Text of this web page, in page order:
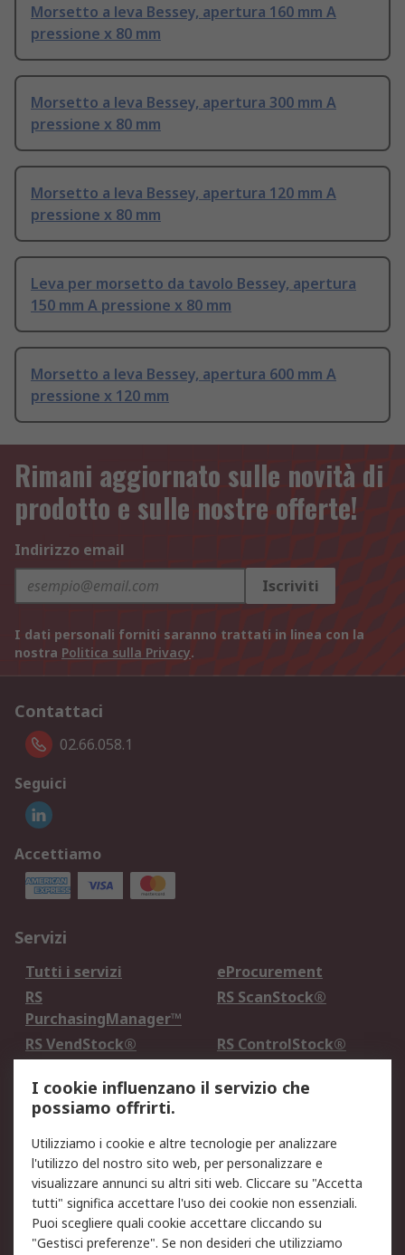
Morsetto a leva Bessey, apertura 160 mm A
pressione x 80 mm
Morsetto a leva Bessey, apertura 300 mm A
pressione x 80 mm
Morsetto a leva Bessey, apertura 120 mm A
pressione x 80 mm
Leva per morsetto da tavolo Bessey, apertura
150 mm A pressione x 80 mm
Morsetto a leva Bessey, apertura 600 mm A
pressione x 120 mm
Rimani aggiornato sulle novità di
prodotto e sulle nostre offerte!
Indirizzo email
Iscriviti
I dati personali forniti saranno trattati in linea con la
nostra Politica sulla Privacy.
Contattaci
02.66.058.1
Seguici
Accettiamo
Servizi
Tutti i servizi
eProcurement
RS
PurchasingManager™
RS ScanStock®
RS VendStock®
RS ControlStock®
Legale
Informativa Cookie
Informativa Privacy -
Aggiornata
Email Security
Termini d'uso
Condizioni di vendita
Condizioni generali di
servizio
I cookie influenzano il servizio che
possiamo offrirti.
Utilizziamo i cookie e altre tecnologie per analizzare
l'utilizzo del nostro sito web, per personalizzare e
visualizzare annunci su altri siti web. Cliccare su "Accetta
tutti" significa accettare l'uso dei cookie non essenziali.
Puoi scegliere quali cookie accettare cliccando su
"Gestisci preferenze". Se non desideri che utilizziamo